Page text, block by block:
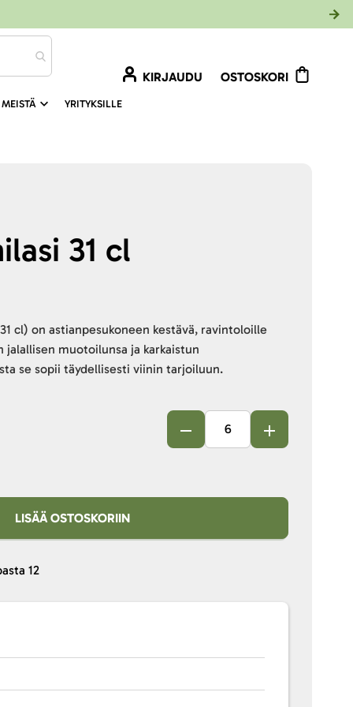
KIRJAUDU OSTOSKORI
YRITYKSILLE
31 cl
cl) on astianpesukoneen kestävä, ravintoloille
jalallisen muotoilunsa ja karkaistun
se sopii täydellisesti viinin tarjoiluun.
LISÄÄ OSTOSKORIIN
12